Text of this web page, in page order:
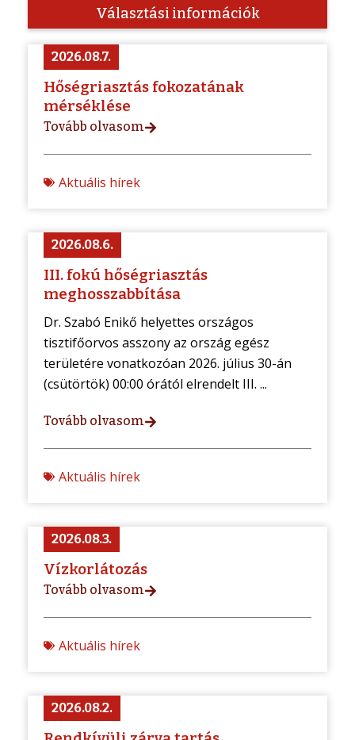
2026.08.7.
Hőségriasztás fokozatának
mérséklése
Tovább olvasom
Aktuális hírek
2026.08.6.
III. fokú hőségriasztás
meghosszabbítása
Dr. Szabó Enikő helyettes országos
tisztifőorvos asszony az ország egész
területére vonatkozóan 2026. július 30-án
(csütörtök) 00:00 órától elrendelt III. ...
Tovább olvasom
Aktuális hírek
2026.08.3.
Vízkorlátozás
Tovább olvasom
Aktuális hírek
2026.08.2.
Választási információk